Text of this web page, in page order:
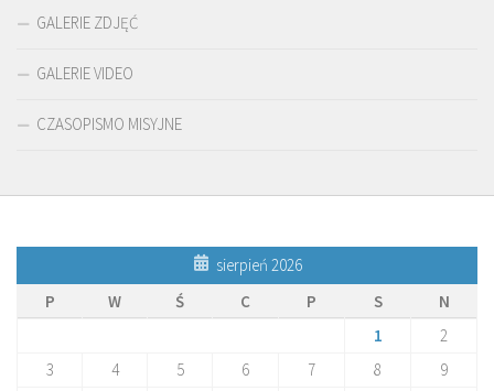
GALERIE ZDJĘĆ
GALERIE VIDEO
CZASOPISMO MISYJNE
sierpień 2026
P
W Ś C P S
N
1
2
3
4 5 6 7 8
9